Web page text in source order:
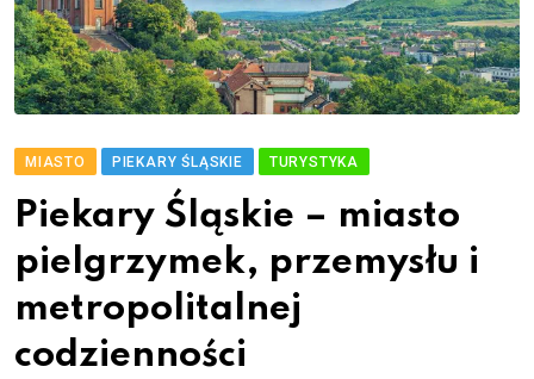
MIASTO PIEKARY ŚLĄSKIE TURYSTYKA
Piekary Śląskie – miasto
pielgrzymek, przemysłu i
metropolitalnej
codzienności